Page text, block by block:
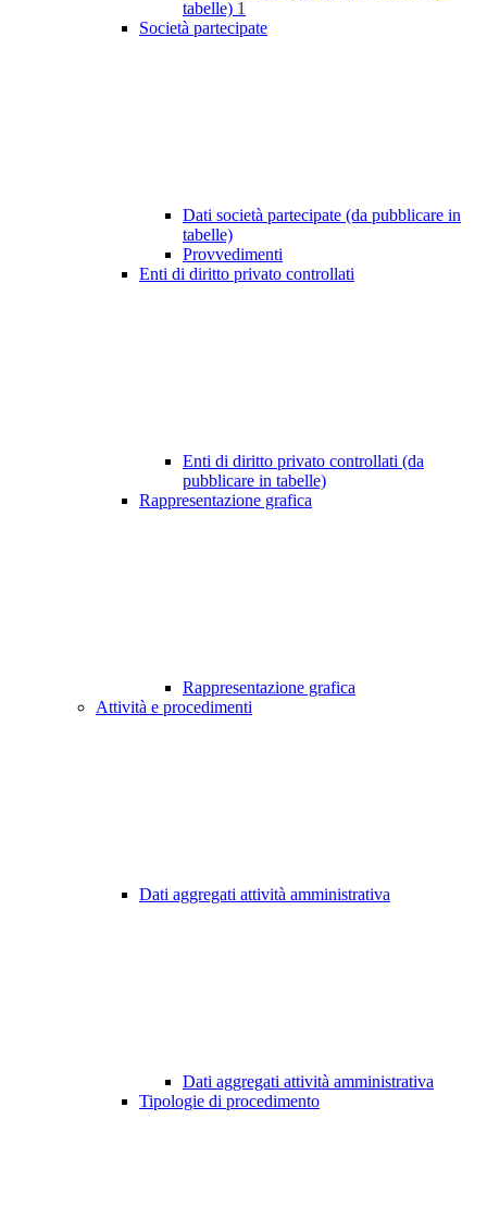
tabelle) 1
Società partecipate
Dati società partecipate (da pubblicare in
tabelle)
Provvedimenti
Enti di diritto privato controllati
Enti di diritto privato controllati (da
pubblicare in tabelle)
Rappresentazione grafica
Rappresentazione grafica
Attività e procedimenti
Dati aggregati attività amministrativa
Dati aggregati attività amministrativa
Tipologie di procedimento